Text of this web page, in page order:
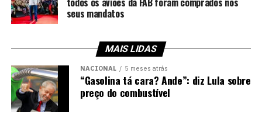
seus mandatos
MAIS LIDAS
NACIONAL 5 meses atrás
“Gasolina tá cara? Ande”: diz Lula sobre
preço do combustível